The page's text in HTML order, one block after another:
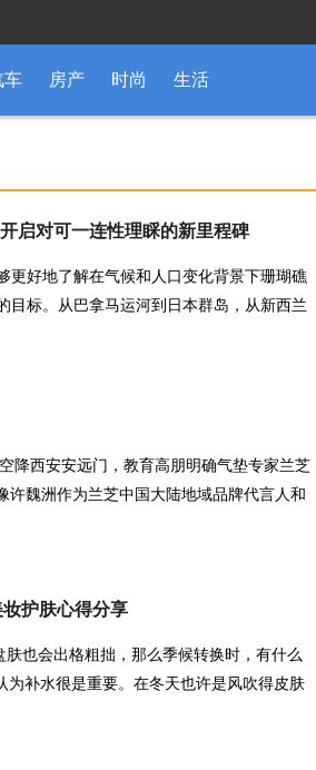
车 房产 时尚 生活
启对可一连性理睬的新里程碑
更好地了解在气候和人口变化背景下珊瑚礁
目标。从巴拿马运河到日本群岛，从新西兰
降西安安远门，教育高朋明确气垫专家兰芝
魏洲作为兰芝中国大陆地域品牌代言人和
护肤心得分享
也会出格粗拙，那么季候转换时，有什么
补水很是重要。在冬天也许是风吹得皮肤